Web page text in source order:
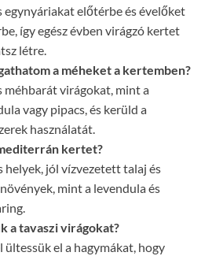
egynyáriakat előtérbe és évelőket
így egész évben virágzó kertet
létre.
a méheket a kertemben?
méhbarát virágokat, mint a
vagy pipacs, és kerüld a
használatát.
kertet?
helyek, jól vízvezetett talaj és
mint a levendula és
a tavaszi virágokat?
ültessük el a hagymákat, hogy